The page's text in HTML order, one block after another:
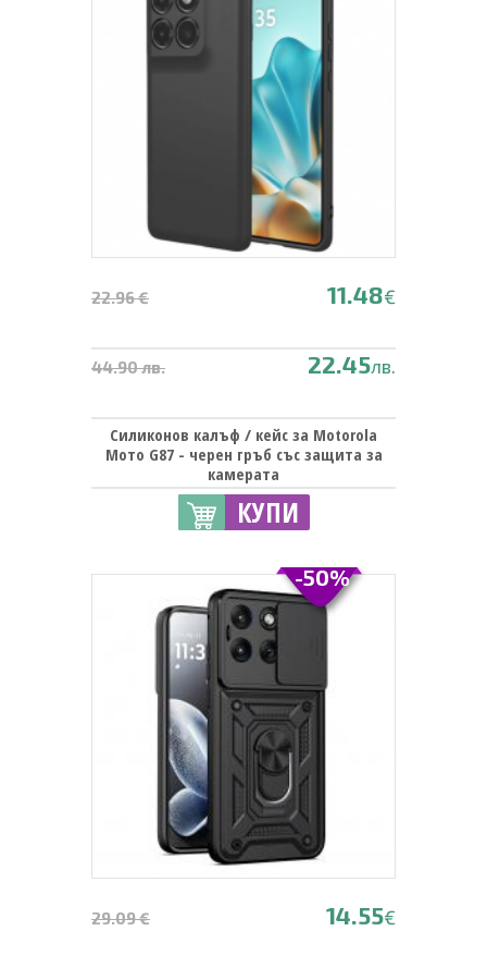
22.96 € 11.48€
44.90 лв. 22.45лв.
Силиконов калъф / кейс за Motorola
Мото G87 - черен гръб със защита за
камерата
КУПИ
29.09 € 14.55€
-50%